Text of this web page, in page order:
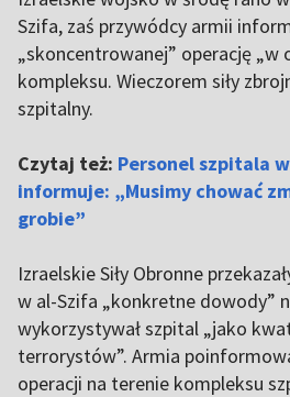
Szifa, zaś przywódcy armii
„skoncentrowanej” operację „w
kompleksu. Wieczorem siły
szpitalny.
Czytaj też: Personel szpitala
informuje: „Musimy chować
grobie”
Izraelskie Siły Obronne
w al-Szifa „konkretne dowody”
wykorzystywał szpital „jako
terrorystów”. Armia
operacji na terenie kompleksu